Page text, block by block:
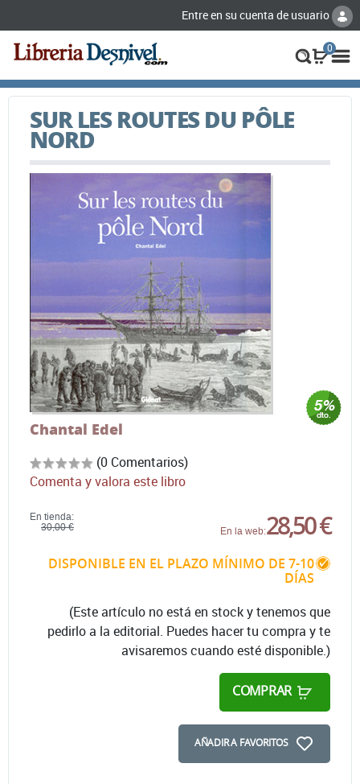
Entre en su cuenta de usuario
0
SUR LES ROUTES DU PÔLE
NORD
Chantal Edel
(0 Comentarios)
Comenta y valora este libro
En tienda:
30,00 €
En la web:28,50 €
DISPONIBLE EN EL PLAZO MÍNIMO DE 7-10
DÍAS
(Este artículo no está en stock y tenemos que
pedirlo a la editorial. Puedes hacer tu compra y te
avisaremos cuando esté disponible.)
COMPRAR
AÑADIR A FAVORITOS